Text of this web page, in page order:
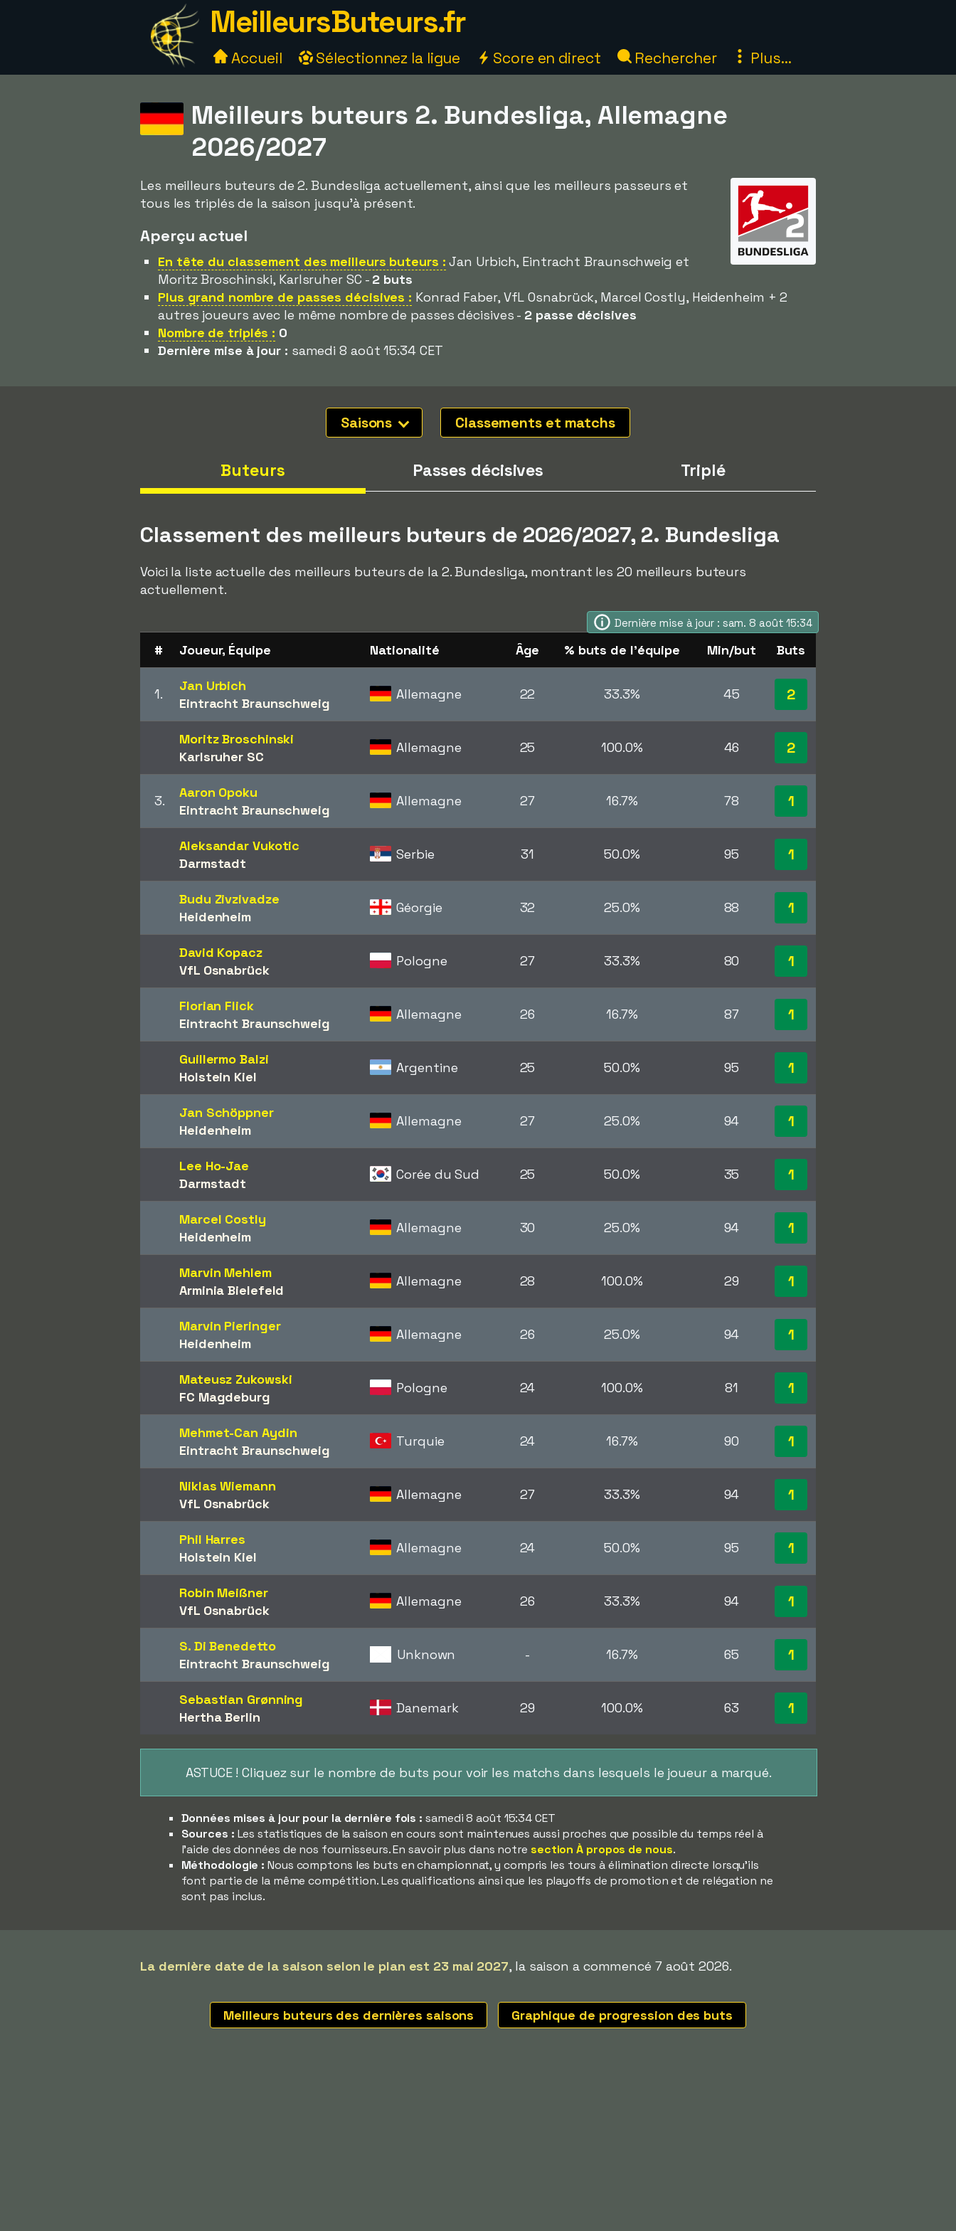
MeilleursButeurs.fr
Accueil Sélectionnez la ligue Score en direct Rechercher Plus...
Meilleurs buteurs 2. Bundesliga, Allemagne
2026/2027
Les meilleurs buteurs de 2. Bundesliga actuellement, ainsi que les meilleurs passeurs et
tous les triplés de la saison jusqu'à présent.
Aperçu actuel
En tête du classement des meilleurs buteurs : Jan Urbich, Eintracht Braunschweig et
Moritz Broschinski, Karlsruher SC - 2 buts
Plus grand nombre de passes décisives : Konrad Faber, VfL Osnabrück, Marcel Costly, Heidenheim + 2
autres joueurs avec le même nombre de passes décisives - 2 passe décisives
Nombre de triplés : 0
Dernière mise à jour : samedi 8 août 15:34 CET
Saisons Classements et matchs
Buteurs Passes décisives Triplé
Classement des meilleurs buteurs de 2026/2027, 2. Bundesliga
Voici la liste actuelle des meilleurs buteurs de la 2. Bundesliga, montrant les 20 meilleurs buteurs
actuellement.
Dernière mise à jour : sam. 8 août 15:34
# Joueur, Équipe Nationalité Âge % buts de l'équipe Min/but Buts
1.
Jan Urbich
Eintracht Braunschweig
Allemagne 22 33.3% 45 2
Moritz Broschinski
Karlsruher SC
Allemagne 25 100.0% 46 2
3.
Aaron Opoku
Eintracht Braunschweig
Allemagne 27 16.7% 78 1
Aleksandar Vukotic
Darmstadt
Serbie 31 50.0% 95 1
Budu Zivzivadze
Heidenheim
Géorgie 32 25.0% 88 1
David Kopacz
VfL Osnabrück
Pologne 27 33.3% 80 1
Florian Flick
Eintracht Braunschweig
Allemagne 26 16.7% 87 1
Guillermo Balzi
Holstein Kiel
Argentine 25 50.0% 95 1
Jan Schöppner
Heidenheim
Allemagne 27 25.0% 94 1
Lee Ho-Jae
Darmstadt
Corée du Sud 25 50.0% 35 1
Marcel Costly
Heidenheim
Allemagne 30 25.0% 94 1
Marvin Mehlem
Arminia Bielefeld
Allemagne 28 100.0% 29 1
Marvin Pieringer
Heidenheim
Allemagne 26 25.0% 94 1
Mateusz Zukowski
FC Magdeburg
Pologne 24 100.0% 81 1
Mehmet-Can Aydin
Eintracht Braunschweig
Turquie 24 16.7% 90 1
Niklas Wiemann
VfL Osnabrück
Allemagne 27 33.3% 94 1
Phil Harres
Holstein Kiel
Allemagne 24 50.0% 95 1
Robin Meißner
VfL Osnabrück
Allemagne 26 33.3% 94 1
S. Di Benedetto
Eintracht Braunschweig
Unknown - 16.7% 65 1
Sebastian Grønning
Hertha Berlin
Danemark 29 100.0% 63 1
ASTUCE ! Cliquez sur le nombre de buts pour voir les matchs dans lesquels le joueur a marqué.
Données mises à jour pour la dernière fois : samedi 8 août 15:34 CET
Sources : Les statistiques de la saison en cours sont maintenues aussi proches que possible du temps réel à
l'aide des données de nos fournisseurs. En savoir plus dans notre section À propos de nous.
Méthodologie : Nous comptons les buts en championnat, y compris les tours à élimination directe lorsqu'ils
font partie de la même compétition. Les qualifications ainsi que les playoffs de promotion et de relégation ne
sont pas inclus.
La dernière date de la saison selon le plan est 23 mai 2027, la saison a commencé 7 août 2026.
Meilleurs buteurs des dernières saisons Graphique de progression des buts